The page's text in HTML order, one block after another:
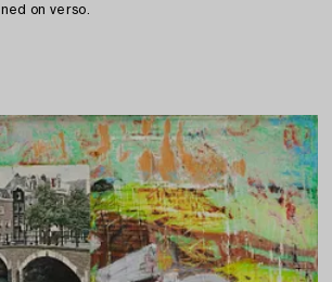
on verso.